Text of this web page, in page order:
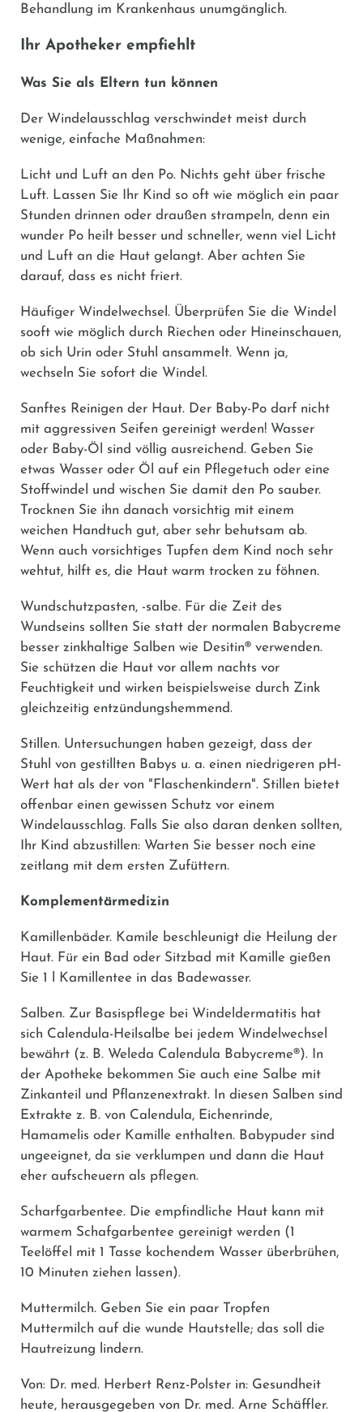
Behandlung im Krankenhaus unumgänglich.
Ihr Apotheker empfiehlt
Was Sie als Eltern tun können
Der Windelausschlag verschwindet meist durch
wenige, einfache Maßnahmen:
Licht und Luft an den Po. Nichts geht über frische
Luft. Lassen Sie Ihr Kind so oft wie möglich ein paar
Stunden drinnen oder draußen strampeln, denn ein
wunder Po heilt besser und schneller, wenn viel Licht
und Luft an die Haut gelangt. Aber achten Sie
darauf, dass es nicht friert.
Häufiger Windelwechsel. Überprüfen Sie die Windel
sooft wie möglich durch Riechen oder Hineinschauen,
ob sich Urin oder Stuhl ansammelt. Wenn ja,
wechseln Sie sofort die Windel.
Sanftes Reinigen der Haut. Der Baby-Po darf nicht
mit aggressiven Seifen gereinigt werden! Wasser
oder Baby-Öl sind völlig ausreichend. Geben Sie
etwas Wasser oder Öl auf ein Pflegetuch oder eine
Stoffwindel und wischen Sie damit den Po sauber.
Trocknen Sie ihn danach vorsichtig mit einem
weichen Handtuch gut, aber sehr behutsam ab.
Wenn auch vorsichtiges Tupfen dem Kind noch sehr
wehtut, hilft es, die Haut warm trocken zu föhnen.
Wundschutzpasten, -salbe. Für die Zeit des
Wundseins sollten Sie statt der normalen Babycreme
besser zinkhaltige Salben wie Desitin® verwenden.
Sie schützen die Haut vor allem nachts vor
Feuchtigkeit und wirken beispielsweise durch Zink
gleichzeitig entzündungshemmend.
Stillen. Untersuchungen haben gezeigt, dass der
Stuhl von gestillten Babys u. a. einen niedrigeren pH-
Wert hat als der von "Flaschenkindern". Stillen bietet
offenbar einen gewissen Schutz vor einem
Windelausschlag. Falls Sie also daran denken sollten,
Ihr Kind abzustillen: Warten Sie besser noch eine
zeitlang mit dem ersten Zufüttern.
Komplementärmedizin
Kamillenbäder. Kamile beschleunigt die Heilung der
Haut. Für ein Bad oder Sitzbad mit Kamille gießen
Sie 1 l Kamillentee in das Badewasser.
Salben. Zur Basispflege bei Windeldermatitis hat
sich Calendula-Heilsalbe bei jedem Windelwechsel
bewährt (z. B. Weleda Calendula Babycreme®). In
der Apotheke bekommen Sie auch eine Salbe mit
Zinkanteil und Pflanzenextrakt. In diesen Salben sind
Extrakte z. B. von Calendula, Eichenrinde,
Hamamelis oder Kamille enthalten. Babypuder sind
ungeeignet, da sie verklumpen und dann die Haut
eher aufscheuern als pflegen.
Scharfgarbentee. Die empfindliche Haut kann mit
warmem Schafgarbentee gereinigt werden (1
Teelöffel mit 1 Tasse kochendem Wasser überbrühen,
10 Minuten ziehen lassen).
Muttermilch. Geben Sie ein paar Tropfen
Muttermilch auf die wunde Hautstelle; das soll die
Hautreizung lindern.
Von: Dr. med. Herbert Renz-Polster in: Gesundheit
heute, herausgegeben von Dr. med. Arne Schäffler.